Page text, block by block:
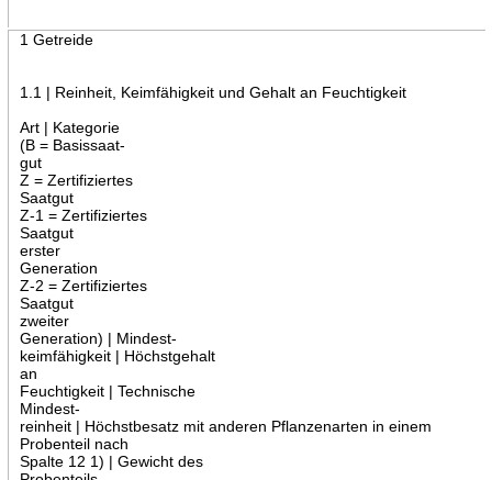
1 Getreide
1.1 | Reinheit, Keimfähigkeit und Gehalt an Feuchtigkeit
Art | Kategorie
(B = Basissaat-
gut
Z = Zertifiziertes
Saatgut
Z-1 = Zertifiziertes
Saatgut
erster
Generation
Z-2 = Zertifiziertes
Saatgut
zweiter
Generation) | Mindest-
keimfähigkeit | Höchstgehalt
an
Feuchtigkeit | Technische
Mindest-
reinheit | Höchstbesatz mit anderen Pflanzenarten in einem
Probenteil nach
Spalte 12 1) | Gewicht des